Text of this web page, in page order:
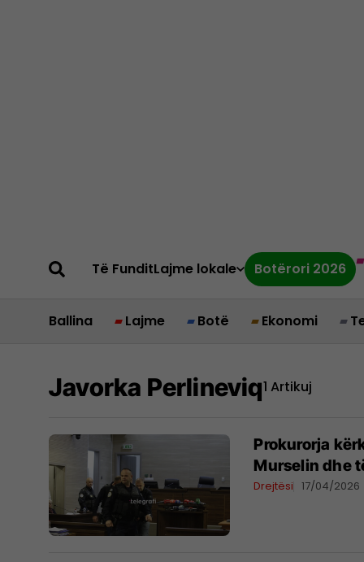
Të FunditLajme lokale Botërori 2026
Ballina Lajme Botë Ekonomi
Javorka Perlineviq1 Artikuj
Prokurorja
Murselin dhe
Drejtësi 17/04/2026